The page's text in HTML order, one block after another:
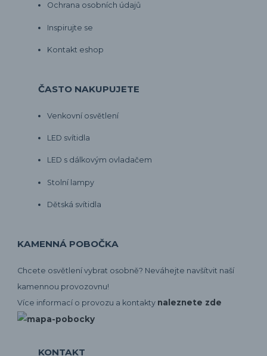
Ochrana osobních údajů
Inspirujte se
Kontakt eshop
ČASTO NAKUPUJETE
Venkovní osvětlení
LED svítidla
LED s dálkovým ovladačem
Stolní lampy
Dětská svítidla
KAMENNÁ POBOČKA
Chcete osvětlení vybrat osobně? Neváhejte navšítvit naší
kamennou provozovnu!
Více informací o provozu a kontakty naleznete zde
KONTAKT